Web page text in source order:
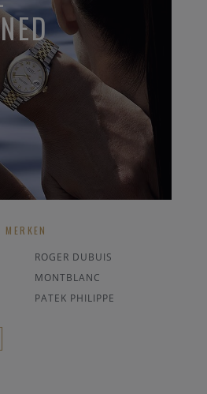
ROGER DUBUIS
MONTBLANC
PATEK PHILIPPE